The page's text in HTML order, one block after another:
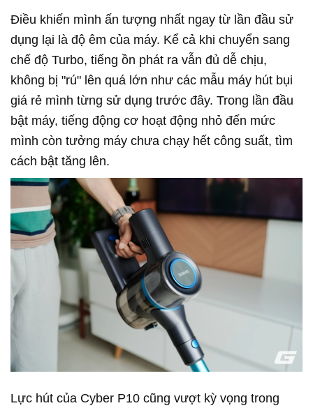
Điều khiến mình ấn tượng nhất ngay từ lần đầu sử
dụng lại là độ êm của máy. Kể cả khi chuyển sang
chế độ Turbo, tiếng ồn phát ra vẫn đủ dễ chịu,
không bị "rú" lên quá lớn như các mẫu máy hút bụi
giá rẻ mình từng sử dụng trước đây. Trong lần đầu
bật máy, tiếng động cơ hoạt động nhỏ đến mức
mình còn tưởng máy chưa chạy hết công suất, tìm
cách bật tăng lên.
Lực hút của Cyber P10 cũng vượt kỳ vọng trong